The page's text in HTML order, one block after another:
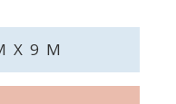
Χ 9 M